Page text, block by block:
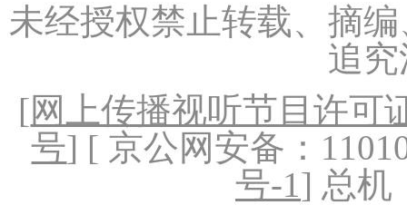
未经授权禁止转载、摘
追
[网上传播视听节目许可
号] [ 京公网安备：
号-1] 总机